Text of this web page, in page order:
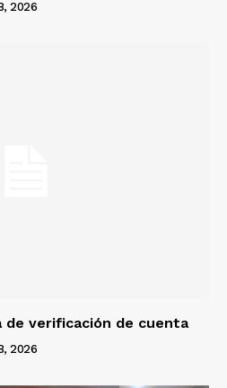
2026
de verificación de cuenta
2026